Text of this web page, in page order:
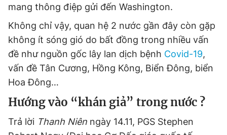
mang thông điệp gửi đến Washington.
Không chỉ vậy, quan hệ 2 nước gần đây còn gặp
không ít sóng gió do bất đồng trong nhiều vấn
đề như nguồn gốc lây lan dịch bệnh Covid-19,
vấn đề Tân Cương, Hồng Kông, Biển Đông, biển
Hoa Đông…
Hướng vào “khán giả” trong nước ?
Trả lời Thanh Niên ngày 14.11, PGS Stephen